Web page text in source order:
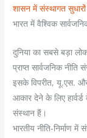
शासन में संस्थागत सुधारों
भारत में वैश्विक
दुनिया का सबसे बड़ा
प्राप्त सार्वजनिक नीति
इसके विपरीत, यू.एस.
आकार देने के लिए
संस्थान हैं।
भारतीय नीति-निर्माण में